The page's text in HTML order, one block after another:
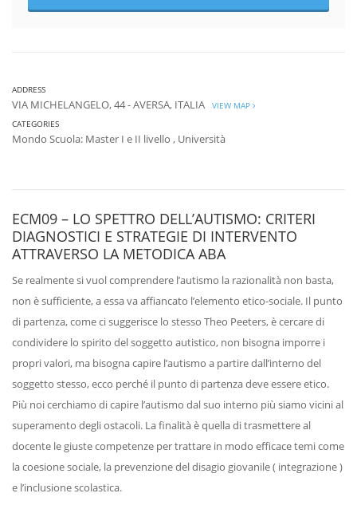
ADDRESS
VIA MICHELANGELO, 44 - AVERSA, ITALIA
VIEW MAP
CATEGORIES
Mondo Scuola: Master I e II livello , Università
ECM09 – LO SPETTRO DELL’AUTISMO: CRITERI
DIAGNOSTICI E STRATEGIE DI INTERVENTO
ATTRAVERSO LA METODICA ABA
Se realmente si vuol comprendere l’autismo la razionalità non basta,
non è sufficiente, a essa va affiancato l’elemento etico-sociale. Il punto
di partenza, come ci suggerisce lo stesso Theo Peeters, è cercare di
condividere lo spirito del soggetto autistico, non bisogna imporre i
propri valori, ma bisogna capire l’autismo a partire dall’interno del
soggetto stesso, ecco perché il punto di partenza deve essere etico.
Più noi cerchiamo di capire l’autismo dal suo interno più siamo vicini al
superamento degli ostacoli. La finalità è quella di trasmettere al
docente le giuste competenze per trattare in modo efficace temi come
la coesione sociale, la prevenzione del disagio giovanile ( integrazione )
e l’inclusione scolastica.